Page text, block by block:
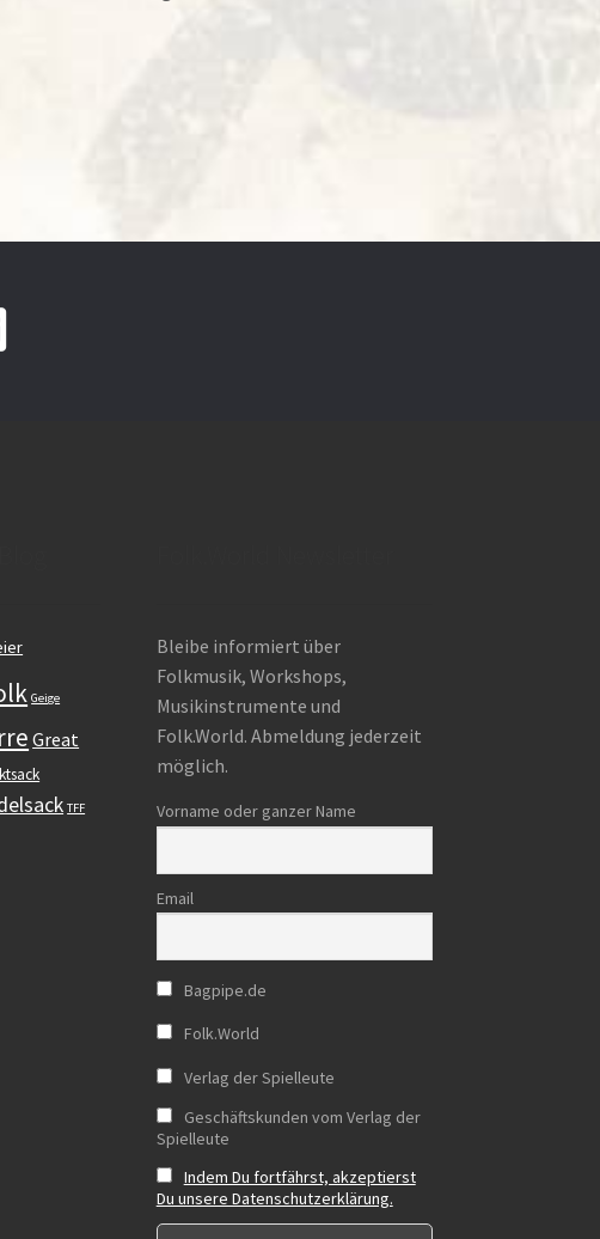
Geige
Great
TFF
Bleibe informiert über
Folkmusik, Workshops,
Musikinstrumente und
Folk.World. Abmeldung jederzeit
möglich.
Vorname oder ganzer Name
Email
Bagpipe.de
Folk.World
Verlag der Spielleute
Geschäftskunden vom Verlag der
Spielleute
Indem Du fortfährst, akzeptierst
Du unsere Datenschutzerklärung.